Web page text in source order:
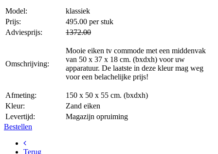
Model:
klassiek
Prijs:
495.00 per stuk
Adviesprijs:
1372.00
Omschrijving:
Mooie eiken tv commode met een middenvak
van 50 x 37 x 18 cm. (bxdxh) voor uw
apparatuur. De laatste in deze kleur mag weg
voor een belachelijke prijs!
Afmeting:
150 x 50 x 55 cm. (bxdxh)
Kleur:
Zand eiken
Levertijd:
Magazijn opruiming
Bestellen
Terug